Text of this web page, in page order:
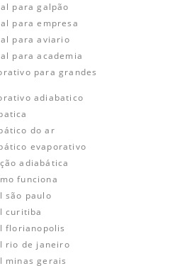
para galpão
para empresa
para aviario
para academia
para grandes
adiabatico
do ar
evaporativo
adiabática
funciona
são paulo
curitiba
florianopolis
rio de janeiro
minas gerais